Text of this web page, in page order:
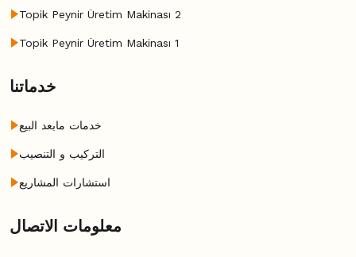
Topik Peynir Üretim Makinası 2
Topik Peynir Üretim Makinası 1
خدماتنا
خدمات مابعد البيع
التركيب و التنصيب
استشارات المشاريع
معلومات الاتصال